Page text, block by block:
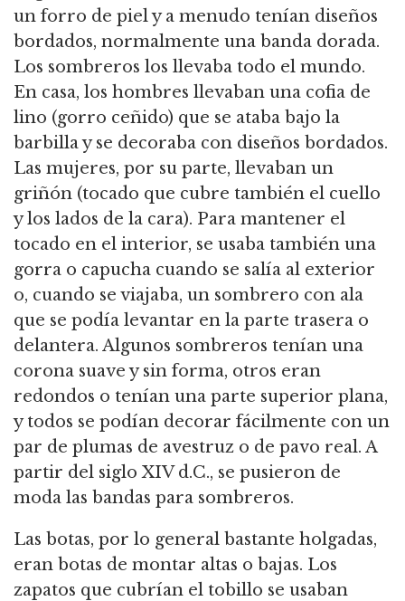
un forro de piel y a menudo tenían diseños
bordados, normalmente una banda dorada.
Los sombreros los llevaba todo el mundo.
En casa, los hombres llevaban una cofia de
lino (gorro ceñido) que se ataba bajo la
barbilla y se decoraba con diseños bordados.
Las mujeres, por su parte, llevaban un
griñón (tocado que cubre también el cuello
y los lados de la cara). Para mantener el
tocado en el interior, se usaba también una
gorra o capucha cuando se salía al exterior
o, cuando se viajaba, un sombrero con ala
que se podía levantar en la parte trasera o
delantera. Algunos sombreros tenían una
corona suave y sin forma, otros eran
redondos o tenían una parte superior plana,
y todos se podían decorar fácilmente con un
par de plumas de avestruz o de pavo real. A
partir del siglo XIV d.C., se pusieron de
moda las bandas para sombreros.
Las botas, por lo general bastante holgadas,
eran botas de montar altas o bajas. Los
zapatos que cubrían el tobillo se usaban